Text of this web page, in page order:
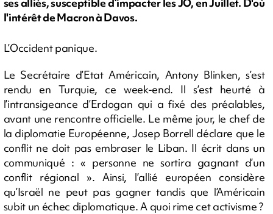
ses alliés, susceptible d’impacter les JO, en Juillet. D'où
l'intérêt de Macron à Davos.
L’Occident panique.
Le Secrétaire d’Etat Américain, Antony Blinken, s’est
rendu en Turquie, ce week-end. Il s’est heurté à
l’intransigeance d’Erdogan qui a fixé des préalables,
avant une rencontre officielle. Le même jour, le chef de
la diplomatie Européenne, Josep Borrell déclare que le
conflit ne doit pas embraser le Liban. Il écrit dans un
communiqué : « personne ne sortira gagnant d’un
conflit régional ». Ainsi, l’allié européen considère
qu’Israël ne peut pas gagner tandis que l’Américain
subit un échec diplomatique. A quoi rime cet activisme ?